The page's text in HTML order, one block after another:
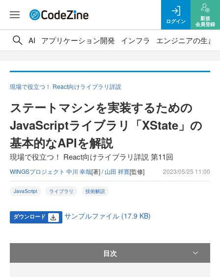
ログイン
新規
会員登録
AI アプリケーション開発 インフラ エンジニアの生き
現場で役立つ！ React向けライブラリ詳説
ステートマシンを実装するための
JavaScriptライブラリ「XState」の
基本的なAPIを解説
現場で役立つ！ React向けライブラリ詳説 第11回
WINGSプロジェクト 中川 幸哉[著] /山田 祥寛[監修] 2023/05/25 11:00
JavaScript ライブラリ 技術解説
ダウンロード サンプルファイル (17.9 KB)
目次